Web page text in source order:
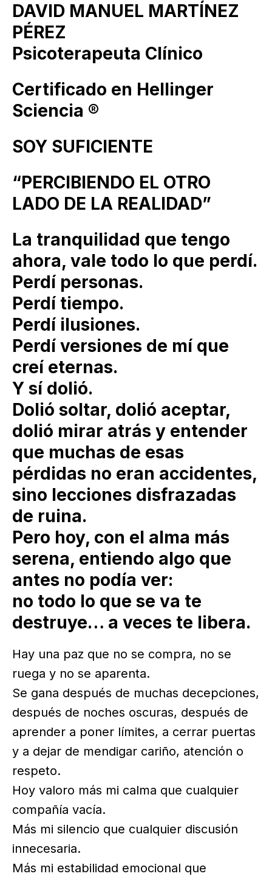
DAVID MANUEL MARTÍNEZ
PÉREZ
Psicoterapeuta Clínico
Certificado en Hellinger
Sciencia ®
SOY SUFICIENTE
“PERCIBIENDO EL OTRO
LADO DE LA REALIDAD”
La tranquilidad que tengo
ahora, vale todo lo que perdí.
Perdí personas.
Perdí tiempo.
Perdí ilusiones.
Perdí versiones de mí que
creí eternas.
Y sí dolió.
Dolió soltar, dolió aceptar,
dolió mirar atrás y entender
que muchas de esas
pérdidas no eran accidentes,
sino lecciones disfrazadas
de ruina.
Pero hoy, con el alma más
serena, entiendo algo que
antes no podía ver:
no todo lo que se va te
destruye… a veces te libera.
Hay una paz que no se compra, no se
ruega y no se aparenta.
Se gana después de muchas decepciones,
después de noches oscuras, después de
aprender a poner límites, a cerrar puertas
y a dejar de mendigar cariño, atención o
respeto.
Hoy valoro más mi calma que cualquier
compañía vacía.
Más mi silencio que cualquier discusión
innecesaria.
Más mi estabilidad emocional que